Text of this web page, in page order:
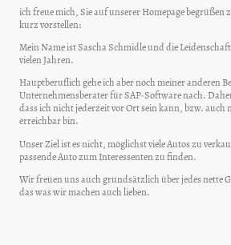
ich freue mich, Sie auf unserer Homepage
kurz vorstellen:
Mein Name ist Sascha Schmidle und die
vielen Jahren.
Hauptberuflich gehe ich aber noch meiner anderen
Unternehmensberater für SAP-Software nach.
dass ich nicht jederzeit vor Ort sein kann, bzw.
erreichbar bin.
Unser Ziel ist es nicht, möglichst viele Autos zu
passende Auto zum Interessenten zu finden.
Wir freuen uns auch grundsätzlich über jedes nette
das was wir machen auch lieben.